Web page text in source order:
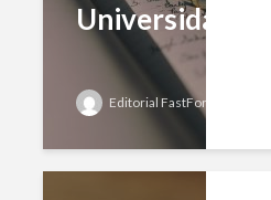
Universidade
Editorial FastFormat